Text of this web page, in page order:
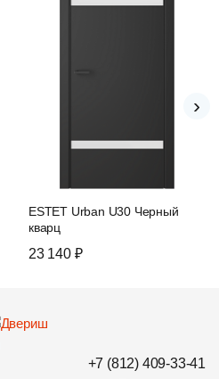
ESTET Urban U30 Черный
кварц
23 140 ₽
›
+7 (812) 409-33-41